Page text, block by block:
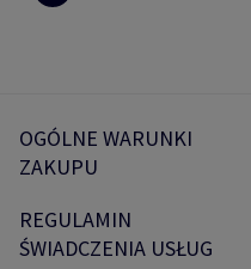
OGÓLNE WARUNKI
ZAKUPU
REGULAMIN
ŚWIADCZENIA USŁUG